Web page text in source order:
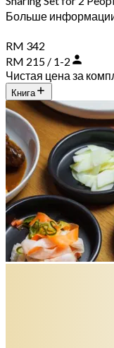
Больше
RM 342
RM 215 / 1-2
Чистая цена за
Книга